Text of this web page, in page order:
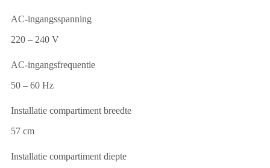
AC-ingangsspanning
220 – 240 V
AC-ingangsfrequentie
50 – 60 Hz
Installatie compartiment breedte
57 cm
Installatie compartiment diepte